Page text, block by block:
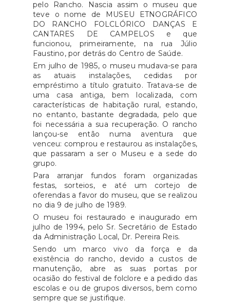
pelo Rancho. Nascia assim o museu que
teve o nome de MUSEU ETNOGRÁFICO
DO RANCHO FOLCLÓRICO DANÇAS E
CANTARES DE CAMPELOS e que
funcionou, primeiramente, na rua Júlio
Faustino, por detrás do Centro de Saúde.
Em julho de 1985, o museu mudava-se para
as atuais instalações, cedidas por
empréstimo a título gratuito. Tratava-se de
uma casa antiga, bem localizada, com
características de habitação rural, estando,
no entanto, bastante degradada, pelo que
foi necessária a sua recuperação. O rancho
lançou-se então numa aventura que
venceu: comprou e restaurou as instalações,
que passaram a ser o Museu e a sede do
grupo.
Para arranjar fundos foram organizadas
festas, sorteios, e até um cortejo de
oferendas a favor do museu, que se realizou
no dia 9 de julho de 1989.
O museu foi restaurado e inaugurado em
julho de 1994, pelo Sr. Secretário de Estado
da Administração Local, Dr. Pereira Reis.
Sendo um marco vivo da força e da
existência do rancho, devido a custos de
manutenção, abre as suas portas por
ocasião do festival de folclore e a pedido das
escolas e ou de grupos diversos, bem como
sempre que se justifique.